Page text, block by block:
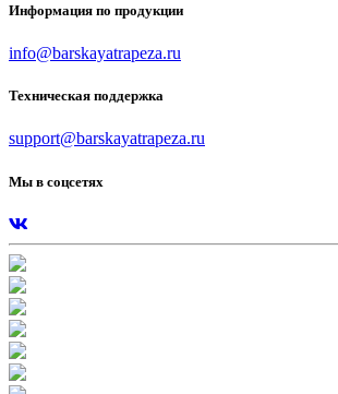
Информация по продукции
info@barskayatrapeza.ru
Техническая поддержка
support@barskayatrapeza.ru
Мы в соцсетях